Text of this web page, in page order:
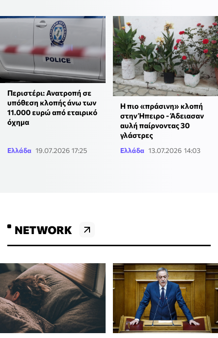
Περιστέρι: Ανατροπή σε
υπόθεση κλοπής άνω των
11.000 ευρώ από εταιρικό
όχημα
Ελλάδα 19.07.2026 17:25
Η πιο «πράσινη» κλοπή
στην Ήπειρο - Άδειασαν
αυλή παίρνοντας 30
γλάστρες
Ελλάδα 13.07.2026 14:03
NETWORK